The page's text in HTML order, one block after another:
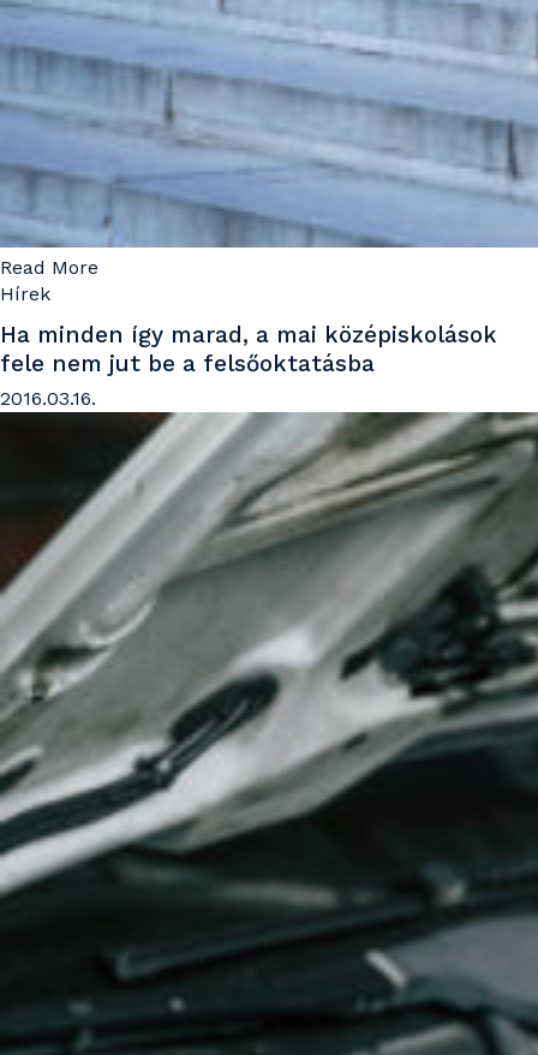
Read More
Hírek
Ha minden így marad, a mai középiskolások
fele nem jut be a felsőoktatásba
2016.03.16.